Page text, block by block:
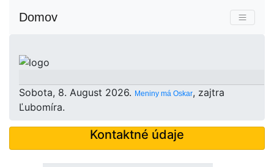
Domov
Sobota, 8. August 2026. Meniny má Oskar, zajtra
Ľubomíra.
Kontaktné údaje